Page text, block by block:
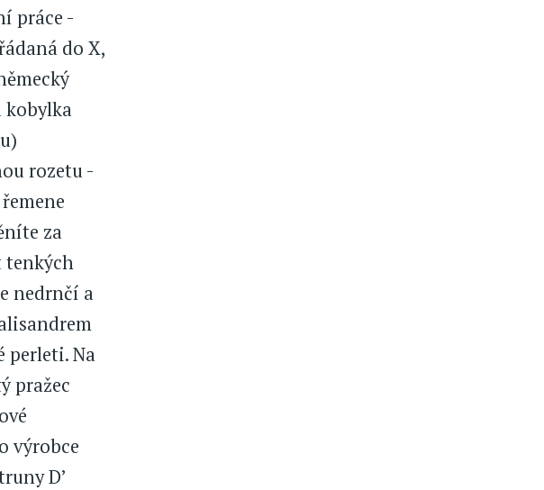
práce -
do X,
kobylka
rozetu -
za
tenkých
nedrnčí a
perleti. Na
pražec
výrobce
D’